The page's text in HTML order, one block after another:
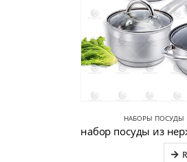
НАБОРЫ ПОСУДЫ